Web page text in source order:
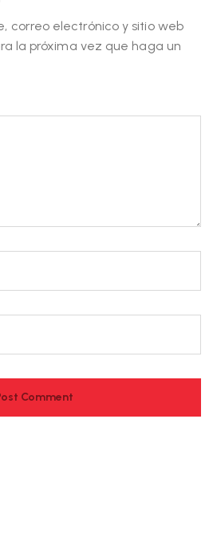
correo electrónico y sitio web
la próxima vez que haga un